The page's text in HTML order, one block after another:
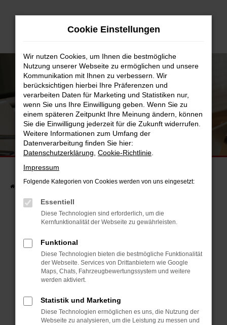
Zum
UNSERE FAHRZEUGSUCHE
FINDEN SIE JETZT IHR TRAUMAUTO.
Startseite Fahrzeuge Fahrzeugsuche
FEHLER: NETWORK ERROR
Beim Laden ist ein Fehler aufgetreten.
Hier sind ein paar Tipps, die dir helfen können:
Überprüfe deine Firewall und deine
Laden andere Webseiten, zum Beispiel deine
Suchmaschine?
Cookie Einstellungen
Wir nutzen Cookies, um Ihnen die bestmögliche
Nutzung unserer Webseite zu ermöglichen und unsere
Kommunikation mit Ihnen zu verbessern. Wir
berücksichtigen hierbei Ihre Präferenzen und
verarbeiten Daten für Marketing und Statistiken nur,
wenn Sie uns Ihre Einwilligung geben. Wenn Sie zu
einem späteren Zeitpunkt Ihre Meinung ändern, können
Sie die Einwilligung jederzeit für die Zukunft widerrufen.
Weitere Informationen zum Umfang der
Datenverarbeitung finden Sie hier:
Datenschutzerklärung Cookie-Richtlinie
Impressum
Folgende Kategorien von Cookies werden von uns eingesetzt:
Essentiell
Diese Technologien sind erforderlich, um die
Kernfunktionalität der Webseite zu gewährleisten.
Funktional
Diese Technologien bieten die bestmögliche Funktionalität
der Webseite. Services von Drittanbietern wie Google
Maps, Chats, Fahrzeugbewertungssystem und weitere
werden aktiviert.
Statistik und Marketing
Diese Technologien ermöglichen es uns, die Nutzung der
Webseite zu analysieren, um die Leistung zu messen und